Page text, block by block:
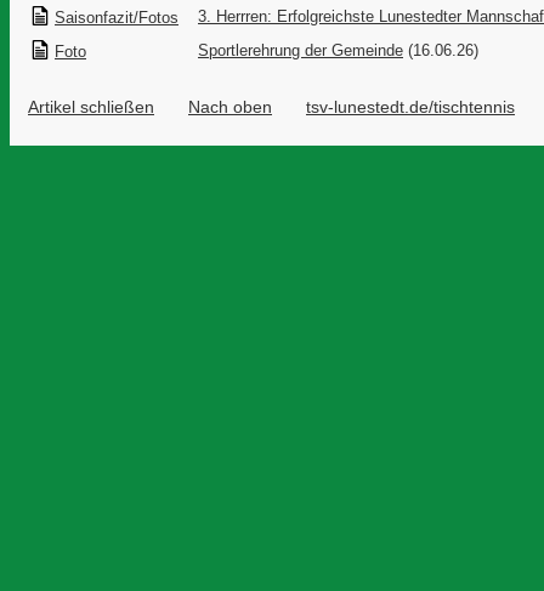
Saisonfazit/Fotos
3. Herrren: Erfolgreichste Lunestedter
Foto
Sportlerehrung der Gemeinde (16.06.26)
Artikel schließen Nach oben tsv-lunestedt.de/tischtennis